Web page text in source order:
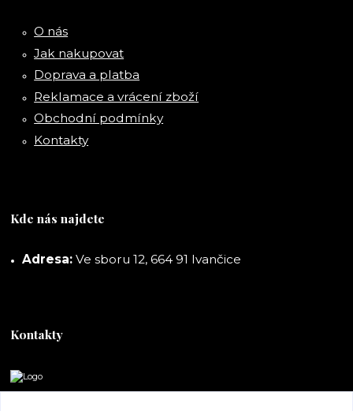
O nás
Jak nakupovat
Doprava a platba
Reklamace a vrácení zboží
Obchodní podmínky
Kontakty
Kde nás najdete
Adresa: Ve sboru 12, 664 91 Ivančice
Kontakty